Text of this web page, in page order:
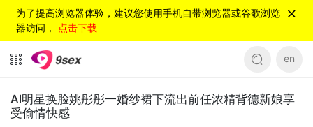
为了提高浏览器体验，建议您使用手机自带浏览器或谷歌浏览
器访问， 点击下载
en
Al明星换脸姚彤彤一婚纱裙下流出前任浓精背德新娘享
受偷情快感